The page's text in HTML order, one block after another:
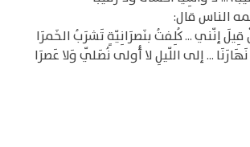
الناس قال:
إنّني ... كُلِفتُ بنَصرَانِيّةٍ تَشرَبُ الخَمرَا
... إلى اللّيلِ لا أُولى نُصَلّي وَلا عَصرَا